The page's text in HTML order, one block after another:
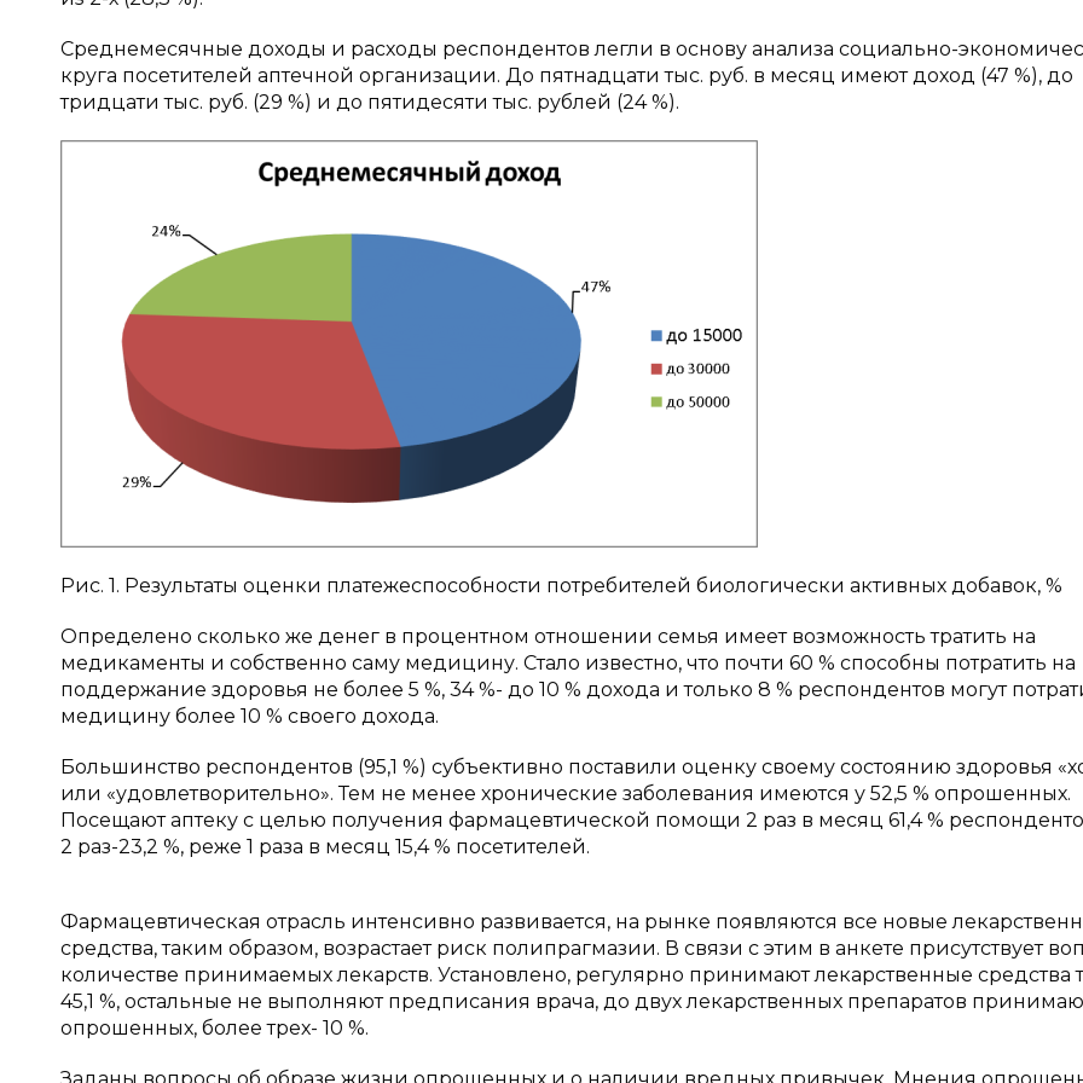
Среднемесячные доходы и расходы респондентов легли в основу анализа социально-
круга посетителей аптечной организации. До пятнадцати тыс. руб. в месяц имеют доход (47 %), до
тридцати тыс. руб. (29 %) и до пятидесяти тыс. рублей (24 %).
Рис. 1. Результаты оценки платежеспособности потребителей биологически активных добавок, %
Определено сколько же денег в процентном отношении семья имеет возможность тратить на
медикаменты и собственно саму медицину. Стало известно, что почти 60 % способны потратить на
поддержание здоровья не более 5 %, 34 %- до 10 % дохода и только 8 % респондентов могут
медицину более 10 % своего дохода.
Большинство респондентов (95,1 %) субъективно поставили оценку своему состоянию здоровья
или «удовлетворительно». Тем не менее хронические заболевания имеются у 52,5 % опрошенных.
Посещают аптеку с целью получения фармацевтической помощи 2 раз в месяц 61,4 %
2 раз-23,2 %, реже 1 раза в месяц 15,4 % посетителей.
Фармацевтическая отрасль интенсивно развивается, на рынке появляются все новые
средства, таким образом, возрастает риск полипрагмазии. В связи с этим в анкете присутствует
количестве принимаемых лекарств. Установлено, регулярно принимают лекарственные средства
45,1 %, остальные не выполняют предписания врача, до двух лекарственных препаратов
опрошенных, более трех- 10 %.